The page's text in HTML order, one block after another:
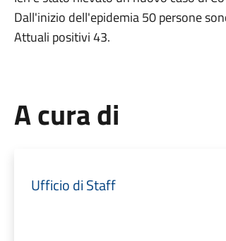
Dall'inizio dell'epidemia 50 persone
Attuali positivi 43.
A cura di
Ufficio di Staff